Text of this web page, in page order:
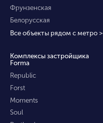
Фрунзенская
Белорусская
Все объекты рядом с метро >
Комплексы застройщика
Forma
Republic
Forst
Moments
Soul